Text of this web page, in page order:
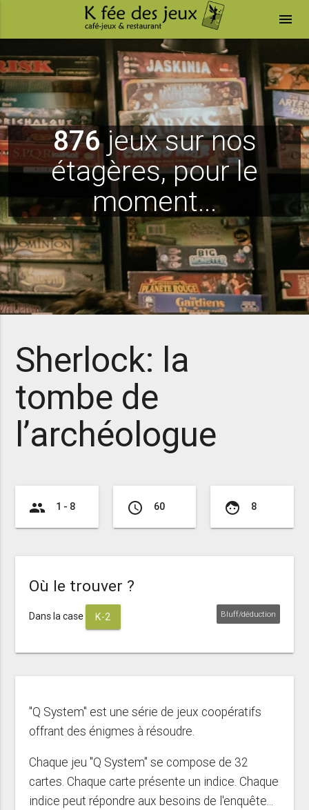
menu
876jeux sur nos
étagères, pour le
moment...
Sherlock: la
tombe de
l’archéologue
group 1 - 8 access_time 60 face 8
Où le trouver ?
Dans la case K-2 Bluff/déduction
"Q System" est une série de jeux coopératifs
offrant des énigmes à résoudre.
Chaque jeu "Q System" se compose de 32
cartes. Chaque carte présente un indice. Chaque
indice peut répondre aux besoins de l'enquête...